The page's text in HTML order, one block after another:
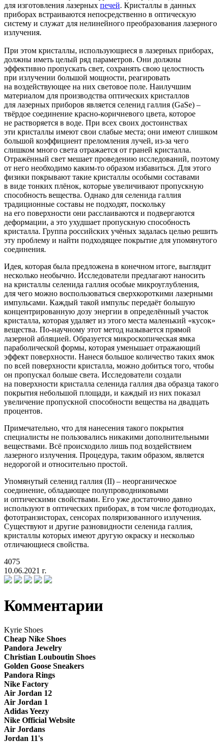
для изготовления лазерных печей. Кристаллы в данных
приборах встраиваются непосредственно в оптическую
систему и служат для нелинейного преобразования лазерного
излучения.
При этом кристаллы, использующиеся в лазерных приборах,
должны иметь целый ряд параметров. Они должны
эффективно пропускать свет, сохранять свою целостность
при излучении большой мощности, реагировать
на воздействующее на них световое поле. Наилучшим
материалом для производства оптических кристаллов
для лазерных приборов является селенид галлия (GaSe) –
твёрдое соединение красно-коричневого цвета, которое
не растворяется в воде. При всех своих достоинствах
эти кристаллы имеют свои слабые места; они имеют слишком
большой коэффициент преломления лучей, из-за чего
слишком много света отражается от граней кристалла.
Отражённый свет мешает проведению исследований, поэтому
от него необходимо каким-то образом избавиться. Для этого
физики покрывают такие кристаллы особыми составами
в виде тонких плёнок, которые увеличивают пропускную
способность вещества. Однако для селенида галлия
традиционные составы не подходят, поскольку
на его поверхности они расслаиваются и подвергаются
деформации, а это ухудшает пропускную способность
кристалла. Группа российских учёных задалась целью решить
эту проблему и найти подходящее покрытие для упомянутого
соединения.
Идея, которая была предложена в конечном итоге, выглядит
несколько необычно. Исследователи предлагают наносить
на кристаллы селенида галлия особые микроуглубления,
для чего можно воспользоваться сверхкороткими лазерными
импульсами. Каждый такой импульс передаёт большую
концентрированную дозу энергии в определённый участок
кристалла, которая удаляет из этого места маленький «кусок»
вещества. По-научному этот метод называется прямой
лазерной абляцией. Образуется микроскопическая ямка
параболической формы, которая уменьшает отражающий
эффект поверхности. Нанеся большое количество таких ямок
по всей поверхности кристалла, можно добиться того, чтобы
он пропускал больше света. Исследователи создали
на поверхности кристалла селенида галлия два образца такого
покрытия небольшой площади, и каждый из них показал
увеличение пропускной способности вещества на двадцать
процентов.
Примечательно, что для нанесения такого покрытия
специалисты не пользовались никакими дополнительными
веществами. Всё происходило лишь под воздействием
лазерного излучения. Процедура, таким образом, является
недорогой и относительно простой.
Упомянутый селенид галлия (II) – неорганическое
соединение, обладающее полупроводниковыми
и оптическими свойствами. Его уже достаточно давно
используют в оптических приборах, в том числе фотодиодах,
фототранзисторах, сенсорах поляризованного излучения.
Существуют и другие разновидности селенида галлия,
кристаллы которых имеют другую окраску и несколько
отличающиеся свойства.
4075
10.06.2021 г.
Комментарии
Kyrie Shoes
Cheap Nike Shoes
Pandora Jewelry
Christian Louboutin Shoes
Golden Goose Sneakers
Pandora Rings
Nike Factory
Air Jordan 12
Air Jordan 1
Adidas Yeezy
Nike Official Website
Air Jordans
Jordan 11's